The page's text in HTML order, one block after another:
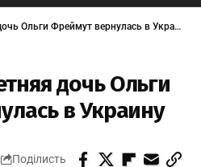
Ольги Фреймут вернулась в Украину
дочь Ольги
в Украину
Поділисть